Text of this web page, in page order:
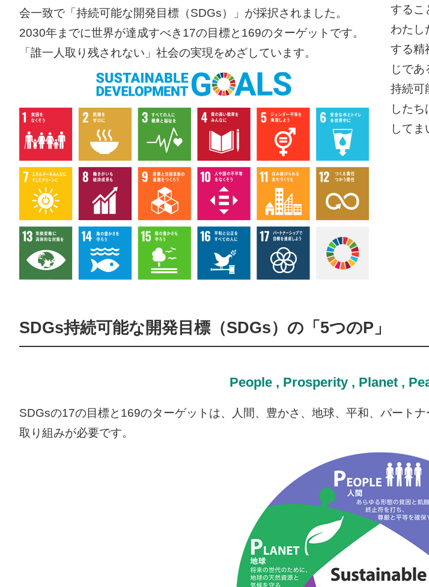
会一致で「持続可能な開発目標（SDGs）」が採択されました。
2030年までに世界が達成すべき17の目標と169のターゲットです。
「誰一人取り残されない」社会の実現をめざしています。
するこ
わたし
する精
じであ
持続可
した
してま
SDGs持続可能な開発目標（SDGs）の「5つのP」
People , Prosperity , Planet ,
SDGsの17の目標と169のターゲットは、人間、豊かさ、地球、平和、パート
取り組みが必要です。